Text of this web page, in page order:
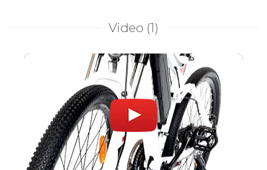
Video (1)